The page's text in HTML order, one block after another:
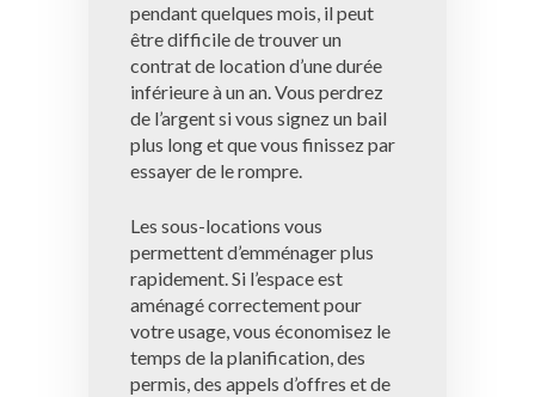
pendant quelques mois, il peut
être difficile de trouver un
contrat de location d’une durée
inférieure à un an. Vous perdrez
de l’argent si vous signez un bail
plus long et que vous finissez par
essayer de le rompre.
Les sous-locations vous
permettent d’emménager plus
rapidement. Si l’espace est
aménagé correctement pour
votre usage, vous économisez le
temps de la planification, des
permis, des appels d’offres et de